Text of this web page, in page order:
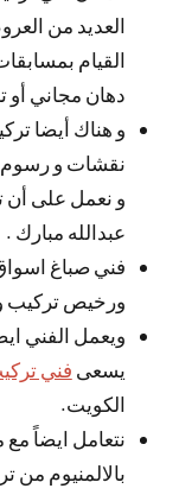
العديد من
القيام
دهان مجاني أو
و هناك أيضا
نقشات و رسوم
و نعمل على أن
عبدالله مبارك .
فني صباغ
ورخيص تركيب
ويعمل الفني
يسعى فني
الكويت.
نتعامل ايضاً
بالالمنيوم من